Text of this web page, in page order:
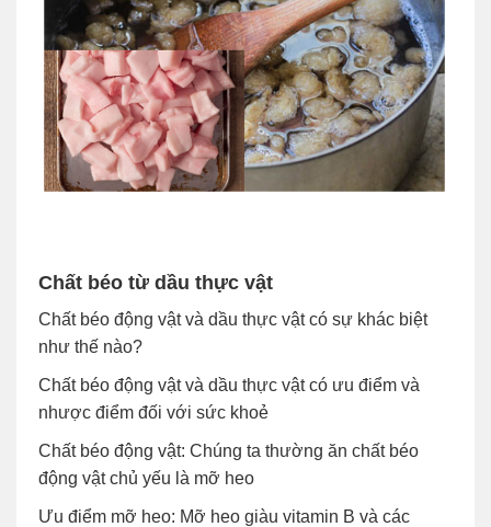
Chất béo từ dầu thực vật
Chất béo động vật và dầu thực vật có sự khác biệt
như thế nào?
Chất béo động vật và dầu thực vật có ưu điểm và
nhược điểm đối với sức khoẻ
Chất béo động vật: Chúng ta thường ăn chất béo
động vật chủ yếu là mỡ heo
Ưu điểm mỡ heo: Mỡ heo giàu vitamin B và các